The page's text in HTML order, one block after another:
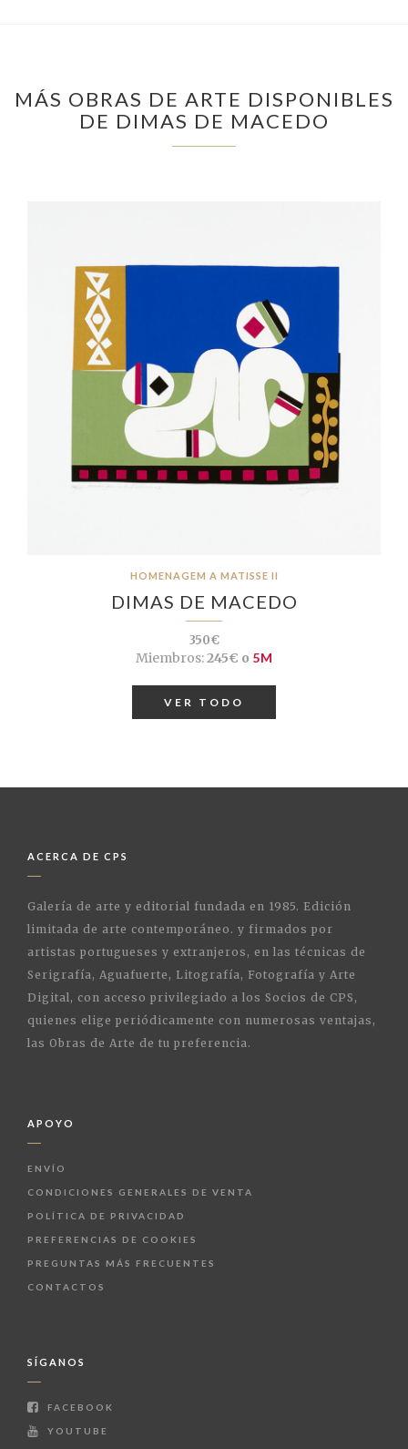
MÁS OBRAS DE ARTE DISPONIBLES
DE DIMAS DE MACEDO
HOMENAGEM A MATISSE II
DIMAS DE MACEDO
350€
Miembros:245€ o 5M
VER TODO
ACERCA DE CPS
Galería de arte y editorial fundada en 1985. Edición
limitada de arte contemporáneo. y firmados por
artistas portugueses y extranjeros, en las técnicas de
Serigrafía, Aguafuerte, Litografía, Fotografía y Arte
Digital, con acceso privilegiado a los Socios de CPS,
quienes elige periódicamente con numerosas ventajas,
las Obras de Arte de tu preferencia.
APOYO
ENVÍO
CONDICIONES GENERALES DE VENTA
POLÍTICA DE PRIVACIDAD
PREFERENCIAS DE COOKIES
PREGUNTAS MÁS FRECUENTES
CONTACTOS
SÍGANOS
FACEBOOK
YOUTUBE